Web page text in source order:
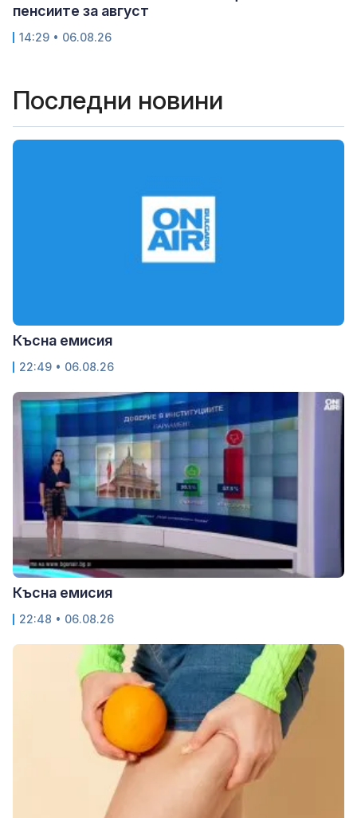
пенсиите за август
14:29 • 06.08.26
Последни новини
Късна емисия
22:49 • 06.08.26
Късна емисия
22:48 • 06.08.26